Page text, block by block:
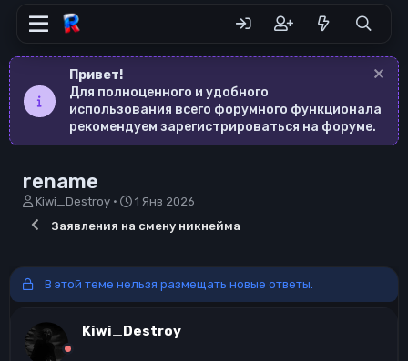
Привет!
Для полноценного и удобного
использования всего форумного функционала
рекомендуем зарегистрироваться на форуме.
rename
А
в
т
р
е
Kiwi_Destroy
Д
т
н
а
ч
л
1 Янв 2026
Заявления на смену никнейма
В этой теме нельзя размещать новые ответы.
Kiwi_Destroy